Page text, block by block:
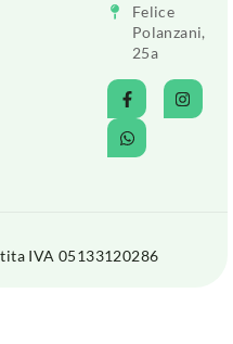
Felice
Polanzani,
25a
IVA 05133120286